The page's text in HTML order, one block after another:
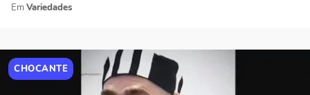
Variedades
CHOCANTE